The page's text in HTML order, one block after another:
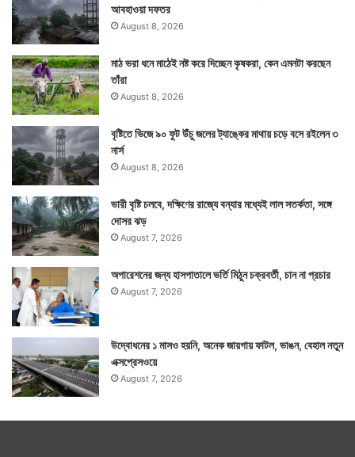
আবহাওয়া দফতর
August 8, 2026
মাঠ ভরা ধনে মাঠেই নষ্ট করে দিচ্ছেন কৃষকরা, কেন এমনটা করছেন
তাঁরা
August 8, 2026
বৃষ্টিতে ভিজে ৯০ ফুট উঁচু জলের ট্যাঙ্কের মাথায় চড়ে বসে রইলেন ৩
নার্স
August 8, 2026
ভারী বৃষ্টি চলবে, দক্ষিণের রাজ্যে বন্যার মধ্যেই লাল সতর্কতা, সঙ্গে
দোসর ঝড়
August 7, 2026
অপারেশনের জন্য হাসপাতালে ভর্তি মিঠুন চক্রবর্তী, চান না প্রচার
August 7, 2026
উদ্বোধনের ১ মাসও হয়নি, অনেক জায়গায় ফাটল, ভাঙন, বেহাল নতুন
এক্সপ্রেসওয়ে
August 7, 2026